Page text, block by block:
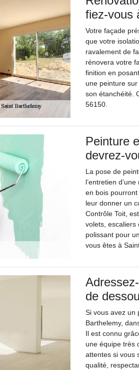
fiez-vous
Votre façade
que votre
ravalement de
rénovera votre
finition en
une peinture
son étanchéité.
56150.
Peinture
devrez-
La pose de
l’entretien
en bois
leur donner un
Contrôle Toit,
volets, escaliers
polissant pour
vous êtes à
de
Si vous avez un
Barthelemy,
Il est connu
une équipe très
attentes si vous
qualité,